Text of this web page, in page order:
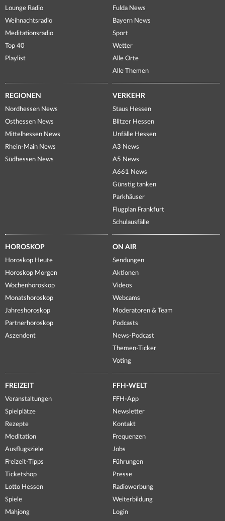
Lounge Radio
Weihnachtsradio
Meditationsradio
Top 40
Playlist
Fulda News
Bayern News
Sport
Wetter
Alle Orte
Alle Themen
REGIONEN
Nordhessen News
Osthessen News
Mittelhessen News
Rhein-Main News
Südhessen News
VERKEHR
Staus Hessen
Blitzer Hessen
Unfälle Hessen
A3 News
A5 News
A661 News
Günstig tanken
Parkhäuser
Flugplan Frankfurt
Schulausfälle
HOROSKOP
Horoskop Heute
Horoskop Morgen
Wochenhoroskop
Monatshoroskop
Jahreshoroskop
Partnerhoroskop
Aszendent
ON AIR
Sendungen
Aktionen
Videos
Webcams
Moderatoren & Team
Podcasts
News-Podcast
Themen-Ticker
Voting
FREIZEIT
Veranstaltungen
Spielplätze
Rezepte
Meditation
Ausflugsziele
Freizeit-Tipps
Ticketshop
Lotto Hessen
Spiele
Mahjong
FFH-WELT
FFH-App
Newsletter
Kontakt
Frequenzen
Jobs
Führungen
Presse
Radiowerbung
Weiterbildung
Login